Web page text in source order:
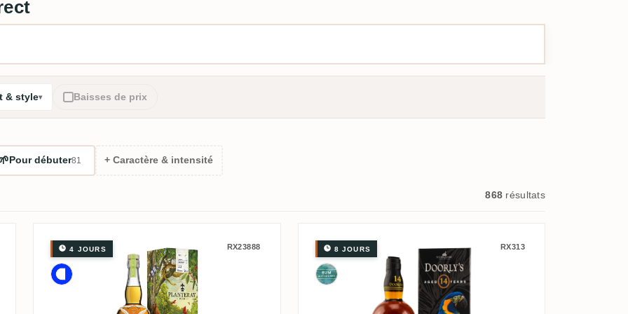
& style Baisses de prix
Pour débuter81 + Caractère & intensité
868 résultats
4 JOURS RX23888 8 JOURS RX313